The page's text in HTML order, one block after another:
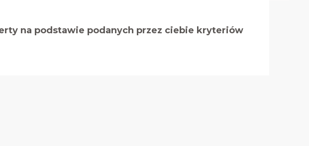
na podstawie podanych przez ciebie kryteriów